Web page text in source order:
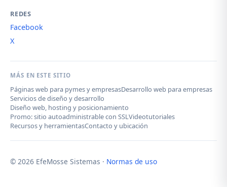
REDES
Facebook
X
MÁS EN ESTE SITIO
Páginas web para pymes y empresasDesarrollo web para empresas
Servicios de diseño y desarrollo
Diseño web, hosting y posicionamiento
Promo: sitio autoadministrable con SSLVideotutoriales
Recursos y herramientasContacto y ubicación
© 2026 EfeMosse Sistemas · Normas de uso